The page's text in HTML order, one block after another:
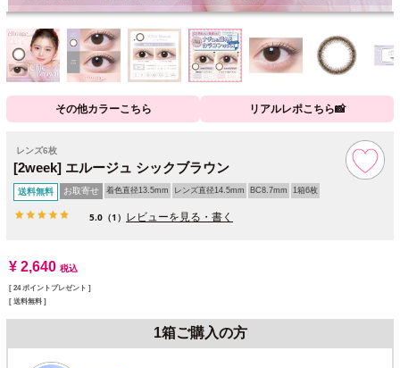
その他カラーこちら リアルレポこちら📸
レンズ6枚
[2week] エルージュ シックブラウン
送料無料 お取寄せ 着色直径13.5mm レンズ直径14.5mm BC8.7mm 1箱6枚
5.0 （1） レビューを見る・書く
¥ 2,640 税込
[ 24 ポイントプレゼント ]
送料無料
1箱ご購入の方